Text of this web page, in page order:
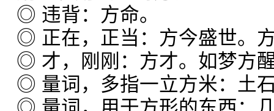
◎ 违背：方命。
◎ 正在，正当：方今盛世。
◎ 才，刚刚：方才。如梦方
◎ 量词，多指一立方米：土